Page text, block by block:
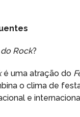
Rock?
é uma atração do
o clima de
e